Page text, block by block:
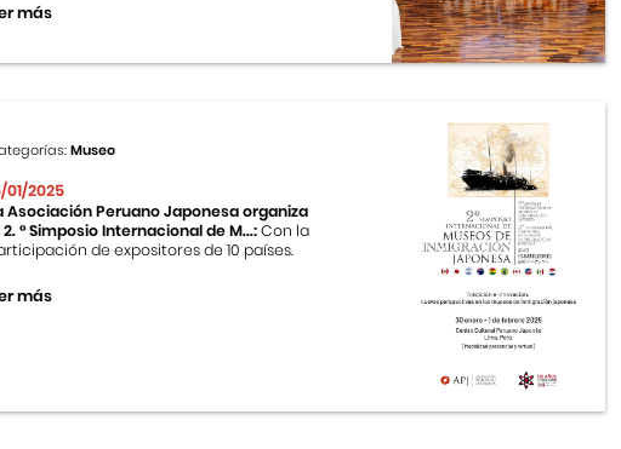
más
Museo
01/2025
Asociación Peruano Japonesa organiza
2. ° Simposio Internacional de M...:Con la
de expositores de 10 países.
más